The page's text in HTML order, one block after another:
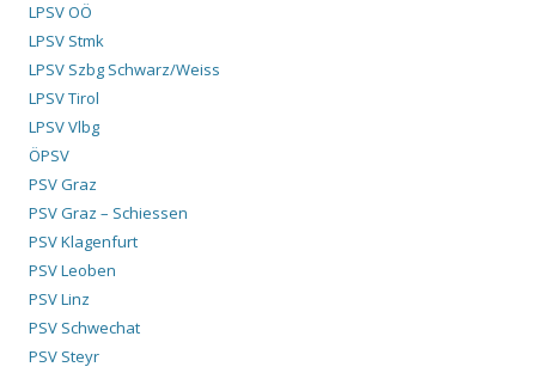
LPSV OÖ
LPSV Stmk
LPSV Szbg Schwarz/Weiss
LPSV Tirol
LPSV Vlbg
ÖPSV
PSV Graz
PSV Graz – Schiessen
PSV Klagenfurt
PSV Leoben
PSV Linz
PSV Schwechat
PSV Steyr